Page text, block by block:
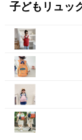
子どもリュッ